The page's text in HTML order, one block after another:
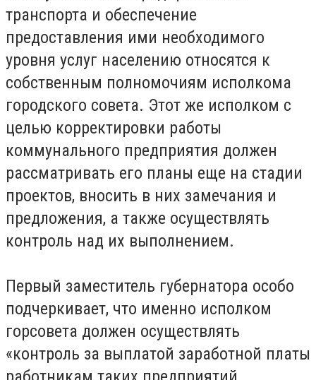
транспорта и обеспечение
предоставления ими необходимого
уровня услуг населению относятся к
собственным полномочиям исполкома
городского совета. Этот же исполком с
целью корректировки работы
коммунального предприятия должен
рассматривать его планы еще на стадии
проектов, вносить в них замечания и
предложения, а также осуществлять
контроль над их выполнением.
Первый заместитель губернатора особо
подчеркивает, что именно исполком
горсовета должен осуществлять
«контроль за выплатой заработной платы